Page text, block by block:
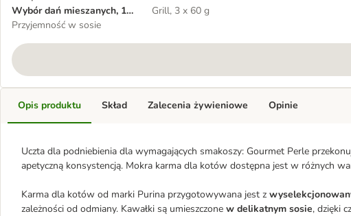
Wybór dań mieszanych, 12
x 85 g
Przyjemność w sosie
Grill, 3 x 60 g
Opis produktu
Uczta dla podniebienia dla wymagających smakoszy: Gourmet Perle
apetyczną konsystencją. Mokra karma dla kotów dostępna jest w różnych
Karma dla kotów od marki Purina przygotowywana jest z
zależności od odmiany. Kawałki są umieszczone w delikatnym sosie, dzięki
Skład Zalecenia żywieniowe Opinie